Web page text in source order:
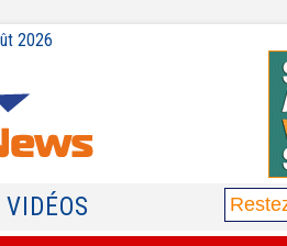
2026
| VIDÉOS